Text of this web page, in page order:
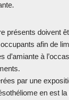
présents doivent
afin de
d’amiante à
par une
en est